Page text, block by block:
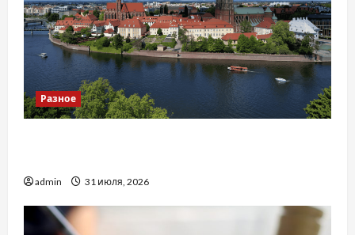
Разное
admin 31 июля, 2026